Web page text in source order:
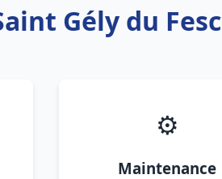
Gély du Fesc
⚙️
Maintenance